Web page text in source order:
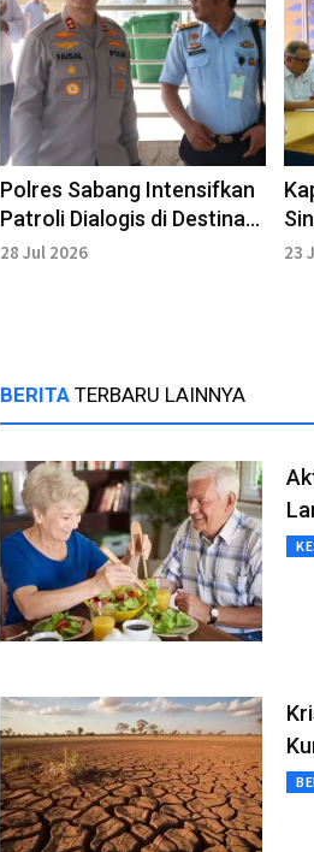
Polres Sabang Intensifkan
Patroli Dialogis di Destinasi
Wisata Akhir Pekan
28 Jul 2026 23
BERITA TERBARU LAINNYA